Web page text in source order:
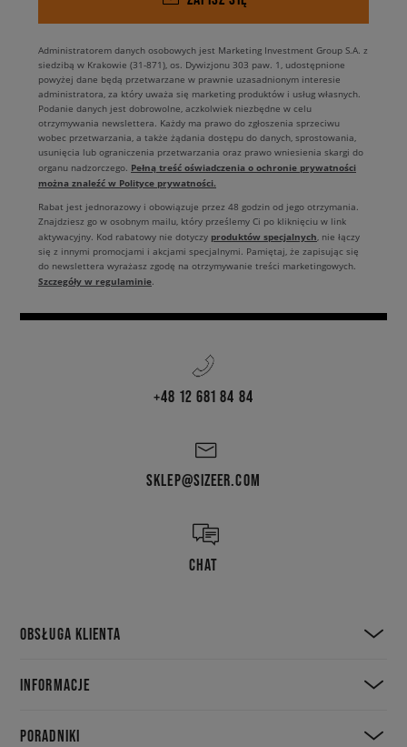
Administratorem danych osobowych jest Marketing Investment Group S.A. z
siedzibą w Krakowie (31-871), os. Dywizjonu 303 paw. 1, udostępnione
powyżej dane będą przetwarzane w prawnie uzasadnionym interesie
administratora, za który uważa się marketing produktów i usług własnych.
Podanie danych jest dobrowolne, aczkolwiek niezbędne w celu
otrzymywania newslettera. Każdy ma prawo do zgłoszenia sprzeciwu
wobec przetwarzania, a także żądania dostępu do danych, sprostowania,
usunięcia lub ograniczenia przetwarzania oraz prawo wniesienia skargi do
organu nadzorczego. Pełną treść oświadczenia o ochronie prywatności
można znaleźć w Polityce prywatności.
Rabat jest jednorazowy i obowiązuje przez 48 godzin od jego otrzymania.
Znajdziesz go w osobnym mailu, który prześlemy Ci po kliknięciu w link
aktywacyjny. Kod rabatowy nie dotyczy produktów specjalnych, nie łączy
się z innymi promocjami i akcjami specjalnymi. Pamiętaj, że zapisując się
do newslettera wyrażasz zgodę na otrzymywanie treści marketingowych.
Szczegóły w regulaminie.
+48 12 681 84 84
SKLEP@SIZEER.COM
CHAT
OBSŁUGA KLIENTA
INFORMACJE
PORADNIKI